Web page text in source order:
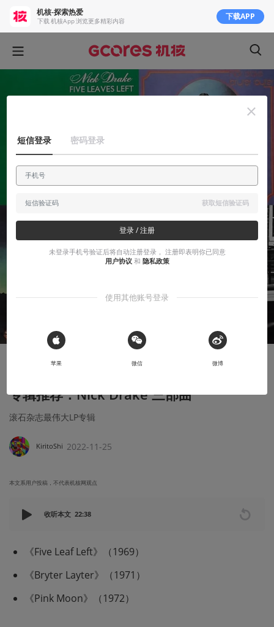
专辑推荐：Nick Drake 三部曲
滚石杂志最伟大LP专辑
KiritoShi 2022-11-25
本文系用户投稿，不代表机核网观点
收听本文 22:38
《Five Leaf Left》（1969）
《Bryter Layter》（1971）
《Pink Moon》（1972）
机核-探索热爱
下载 机核App 浏览更多精彩内容 下载APP
短信登录 密码登录
获取短信验证码
登录 / 注册
未登录手机号验证后将自动注册登录， 注册即表明你已同意
用户协议 和 隐私政策
使用其他账号登录
 Sign in with Apple
苹果 微信 微博